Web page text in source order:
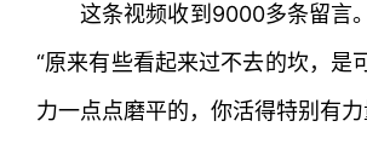
这条视频收到9000多条留言
“原来有些看起来过不去的坎，是
力一点点磨平的，你活得特别有力